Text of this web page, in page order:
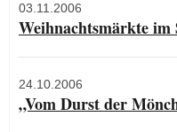
03.11.2006
Weihnachtsmärkte im
24.10.2006
„Vom Durst der